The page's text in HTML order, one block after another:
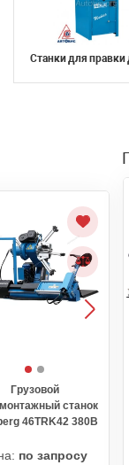
Станки для правки
Грузовой
станок
46TRK42 380В
по запросу